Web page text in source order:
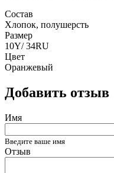
Состав
Хлопок, полушерсть
Размер
10Y/ 34RU
Цвет
Оранжевый
Добавить отзыв
Имя
Введите ваше имя
Отзыв